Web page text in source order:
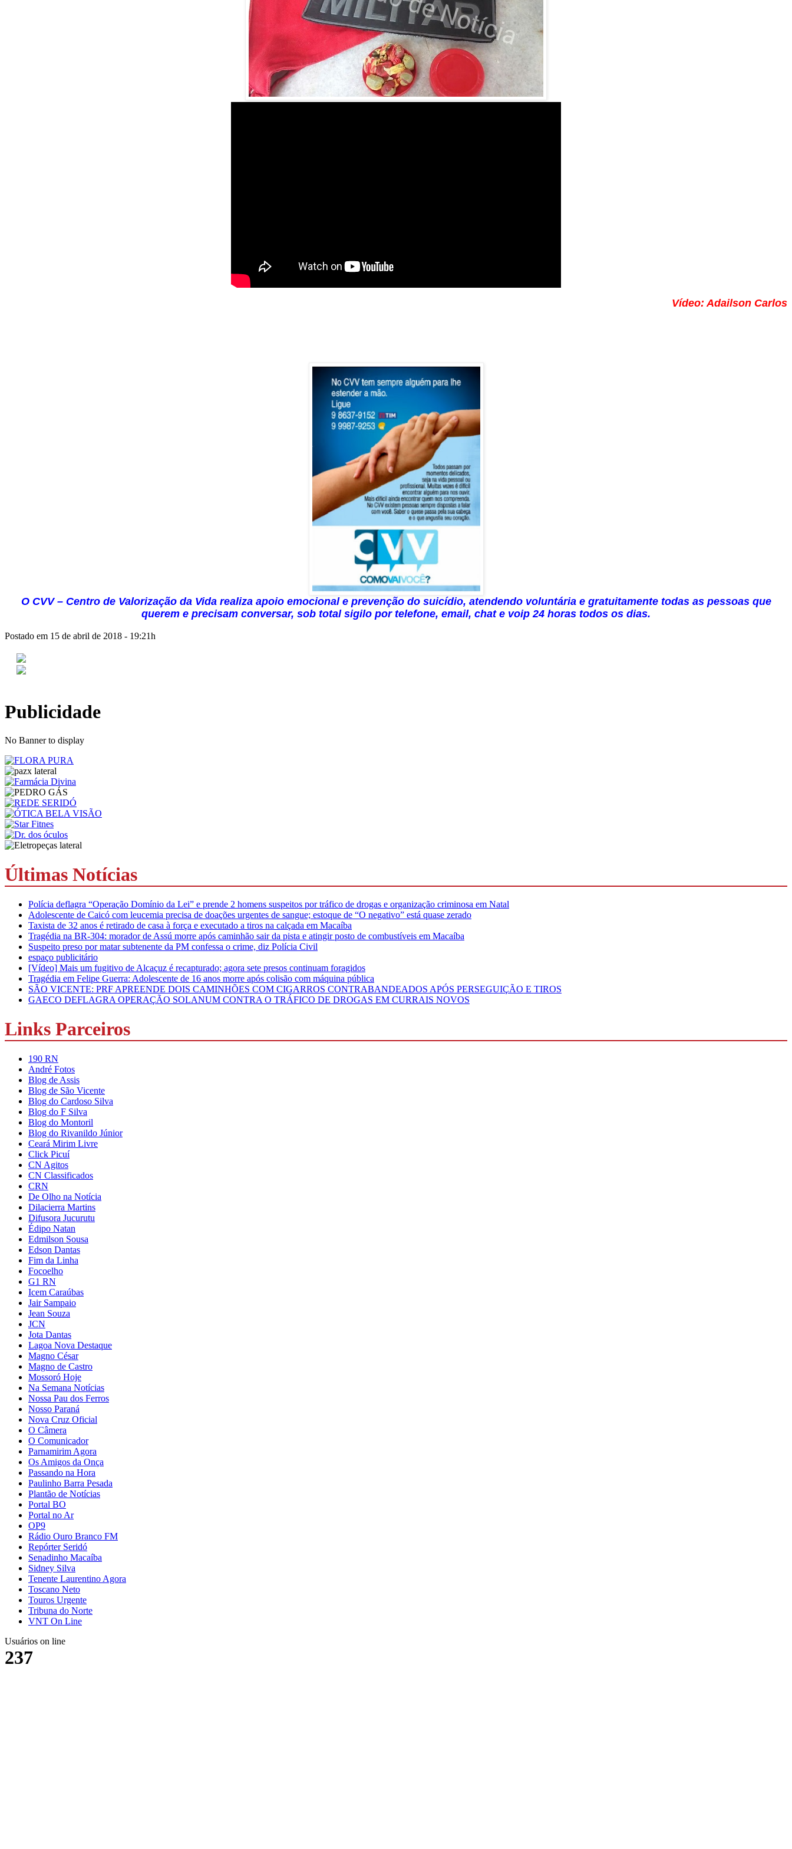
Vídeo: Adailson Carlos
O CVV – Centro de Valorização da Vida realiza apoio emocional e prevenção do suicídio, atendendo voluntária e gratuitamente todas as pessoas que
querem e precisam conversar, sob total sigilo por telefone, email, chat e voip 24 horas todos os dias.
Postado em 15 de abril de 2018 - 19:21h
Publicidade
No Banner to display
Últimas Notícias
Polícia deflagra “Operação Domínio da Lei” e prende 2 homens suspeitos por tráfico de drogas e organização criminosa em Natal
Adolescente de Caicó com leucemia precisa de doações urgentes de sangue; estoque de “O negativo” está quase zerado
Taxista de 32 anos é retirado de casa à força e executado a tiros na calçada em Macaíba
Tragédia na BR-304: morador de Assú morre após caminhão sair da pista e atingir posto de combustíveis em Macaíba
Suspeito preso por matar subtenente da PM confessa o crime, diz Polícia Civil
espaço publicitário
[Vídeo] Mais um fugitivo de Alcaçuz é recapturado; agora sete presos continuam foragidos
Tragédia em Felipe Guerra: Adolescente de 16 anos morre após colisão com máquina pública
SÃO VICENTE: PRF APREENDE DOIS CAMINHÕES COM CIGARROS CONTRABANDEADOS APÓS PERSEGUIÇÃO E TIROS
GAECO DEFLAGRA OPERAÇÃO SOLANUM CONTRA O TRÁFICO DE DROGAS EM CURRAIS NOVOS
Links Parceiros
190 RN
André Fotos
Blog de Assis
Blog de São Vicente
Blog do Cardoso Silva
Blog do F Silva
Blog do Montoril
Blog do Rivanildo Júnior
Ceará Mirim Livre
Click Picuí
CN Agitos
CN Classificados
CRN
De Olho na Notícia
Dilacierra Martins
Difusora Jucurutu
Édipo Natan
Edmilson Sousa
Edson Dantas
Fim da Linha
Focoelho
G1 RN
Icem Caraúbas
Jair Sampaio
Jean Souza
JCN
Jota Dantas
Lagoa Nova Destaque
Magno César
Magno de Castro
Mossoró Hoje
Na Semana Notícias
Nossa Pau dos Ferros
Nosso Paraná
Nova Cruz Oficial
O Câmera
O Comunicador
Parnamirim Agora
Os Amigos da Onça
Passando na Hora
Paulinho Barra Pesada
Plantão de Notícias
Portal BO
Portal no Ar
OP9
Rádio Ouro Branco FM
Repórter Seridó
Senadinho Macaíba
Sidney Silva
Tenente Laurentino Agora
Toscano Neto
Touros Urgente
Tribuna do Norte
VNT On Line
Usuários on line
237